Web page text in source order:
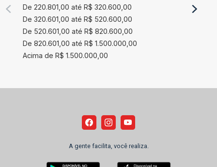
De 220.801,00 até R$ 320.600,00
De 320.601,00 até R$ 520.600,00
De 520.601,00 até R$ 820.600,00
De 820.601,00 até R$ 1.500.000,00
Acima de R$ 1.500.000,00
A gente facilita, você realiza.